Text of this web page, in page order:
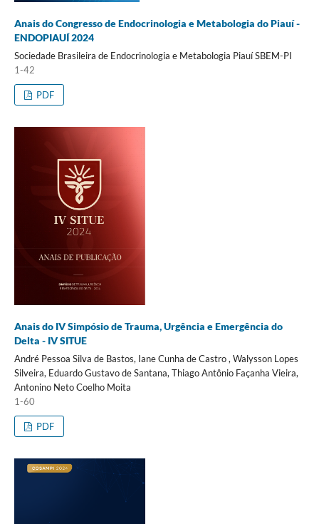
Anais do Congresso de Endocrinologia e Metabologia do Piauí -
ENDOPIAUÍ 2024
Sociedade Brasileira de Endocrinologia e Metabologia Piauí SBEM-PI
1-42
PDF
Anais do IV Simpósio de Trauma, Urgência e Emergência do
Delta - IV SITUE
André Pessoa Silva de Bastos, Iane Cunha de Castro , Walysson Lopes
Silveira, Eduardo Gustavo de Santana, Thiago Antônio Façanha Vieira,
Antonino Neto Coelho Moita
1-60
PDF